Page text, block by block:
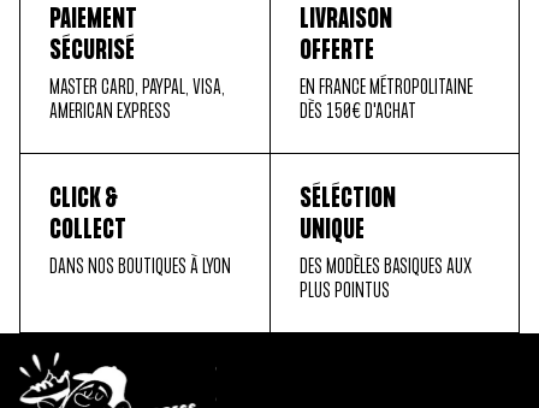
PAIEMENT
SÉCURISÉ
MASTER CARD, PAYPAL, VISA,
AMERICAN EXPRESS
LIVRAISON
OFFERTE
EN FRANCE MÉTROPOLITAINE
DÈS 150€ D'ACHAT
CLICK &
COLLECT
DANS NOS BOUTIQUES À LYON
SÉLÉCTION
UNIQUE
DES MODÈLES BASIQUES AUX
PLUS POINTUS